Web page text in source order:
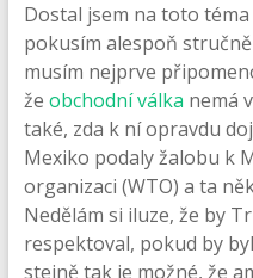
Dostal jsem na toto
pokusím alespoň
musím nejprve
že obchodní válka nemá
také, zda k ní opravdu
Mexiko podaly žalobu k
organizaci (WTO) a ta
Nedělám si iluze, že by
respektoval, pokud by
stejně tak je možné, že